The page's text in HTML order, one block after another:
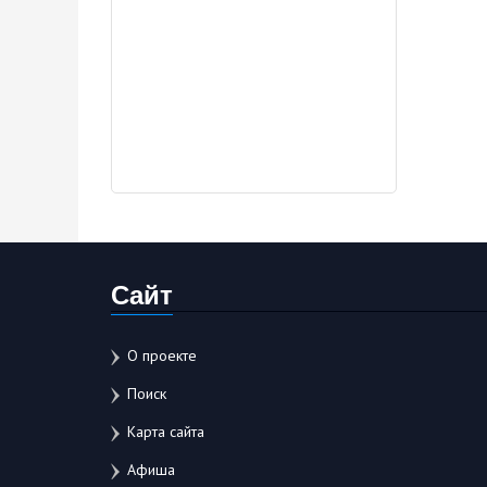
Сайт
О проекте
Поиск
Карта сайта
Афиша